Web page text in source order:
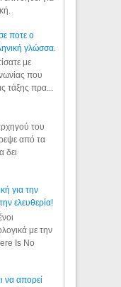
ποτε ο
γλώσσα.
με
που
τάξης πρα...
του
από τα
δει
για την
ελευθερία!
με την
Is No
να απορεί